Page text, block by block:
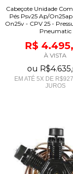
Cabeçote Unidade
Pés Psv25 Ap/
On25v - CPV 25 -
Pneumatic
R$
À VISTA
ou
EM ATÉ 5X DE
JUROS